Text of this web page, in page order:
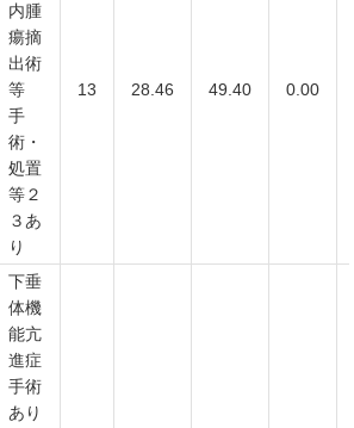
内腫
瘍摘
出術
等
手
術・
処置
等２
３あ
り
13 28.46 49.40 0.00
下垂
体機
能亢
進症
手術
あり